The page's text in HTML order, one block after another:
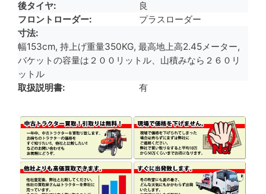
後タイヤ
良
フロントローダー
プラスローダー
寸法
幅153cm, 持上げ重量350KG, 最高地上高2.45メーター,
バケットの容量は２００リットル、山積みなら２６０リ
ットル
取扱説明書
有